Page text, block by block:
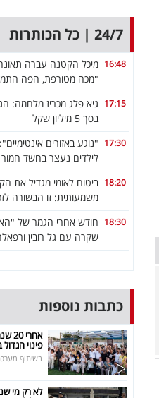
24/7 | כל הכותרות
16:48 מיכל הקטנה עברה
"מכה מטורפת, הפה
17:15 גיא פלג מכריז מלחמה:
בסך 5 מיליון שקל
17:30 "נוגע באזורים
לילדים נעצר בחשד חמור
18:20 ביטוח לאומי מגדיל את
משמעותית: זו הבשורה
18:30 חודש אחרי הגמר של
שקרה עם גל רובין
כתבות נוספות
פינוי
בשיתוף
לא רק מי